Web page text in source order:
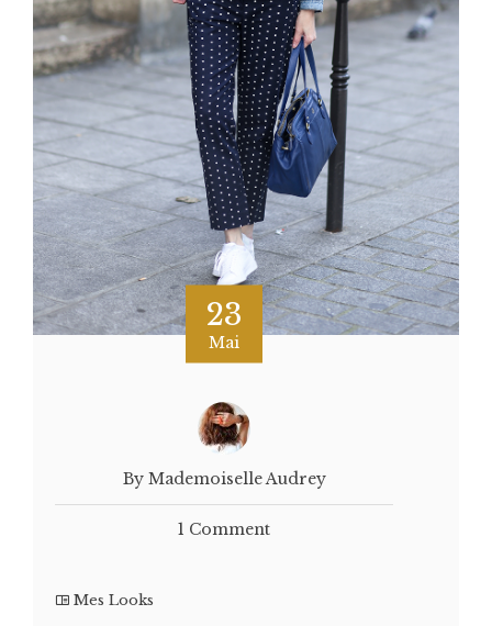
23
Mai
By Mademoiselle Audrey
1 Comment
Mes Looks